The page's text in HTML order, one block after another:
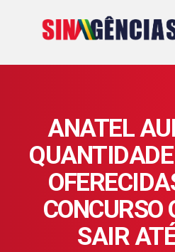
ANATEL
CONCURSO
SAIR